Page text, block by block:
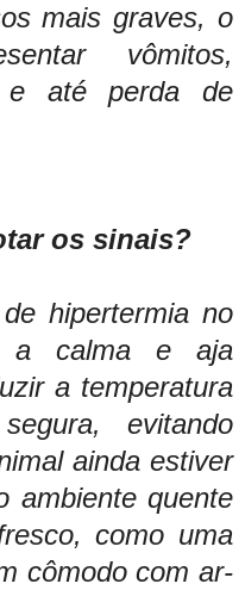
mais graves, o
vômitos,
e até perda de
os sinais?
hipertermia no
a calma e aja
a temperatura
evitando
ainda estiver
ambiente quente
como uma
cômodo com ar-